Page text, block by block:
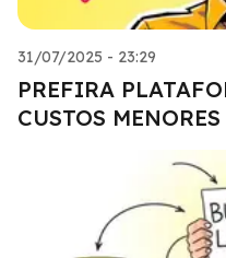
31/07/2025 - 23:29
PREFIRA
CUSTOS MENORES